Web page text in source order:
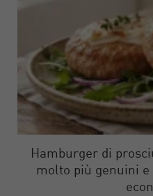
Hamburger di
molto più genuini